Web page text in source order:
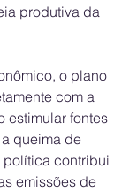
produtiva da
o plano
com a
estimular fontes
queima de
política contribui
emissões de